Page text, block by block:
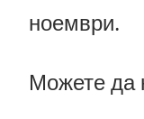
ноември.
Можете да